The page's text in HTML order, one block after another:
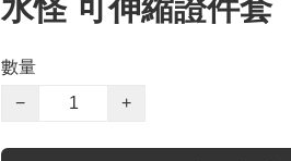
水怪 可伸縮證件套
數量
−
+